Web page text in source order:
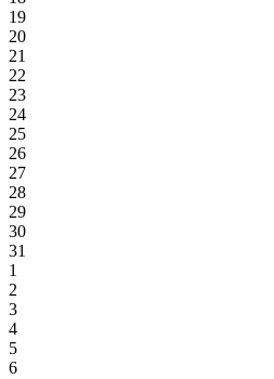
19
20
21
22
23
24
25
26
27
28
29
30
31
1
2
3
4
5
6